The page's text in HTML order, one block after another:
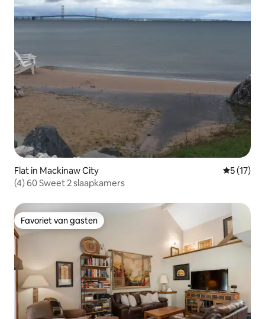
Flat in Mackinaw City
5 (17)
(4) 60 Sweet 2 slaapkamers
Favoriet van gasten
Favoriet van gasten